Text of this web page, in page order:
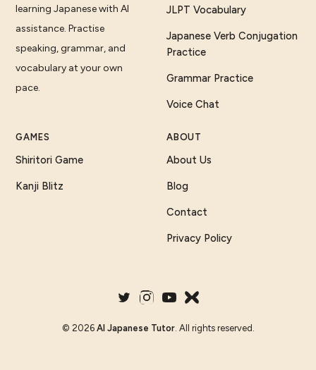
learning Japanese with AI
assistance. Practise
speaking, grammar, and
vocabulary at your own
pace.
JLPT Vocabulary
Japanese Verb Conjugation
Practice
Grammar Practice
Voice Chat
GAMES
Shiritori Game
Kanji Blitz
ABOUT
About Us
Blog
Contact
Privacy Policy
© 2026 AI Japanese Tutor. All rights reserved.